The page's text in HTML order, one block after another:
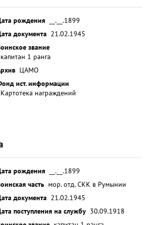
рождения
__.__.1899
документа 21.02.1945
звание
капитан 1 ранга
ЦАМО
ист. информации
Картотека награждений
рождения
__.__.1899
часть мор. отд. СКК в Румынии
документа 21.02.1945
поступления на службу 30.09.1918